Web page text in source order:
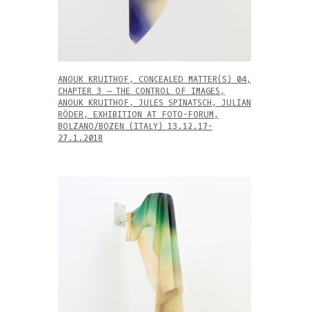
ANOUK KRUITHOF, CONCEALED MATTER(S) 04,
CHAPTER 3 – THE CONTROL OF IMAGES,
ANOUK KRUITHOF, JULES SPINATSCH, JULIAN
RÖDER, EXHIBITION AT FOTO-FORUM,
BOLZANO/BOZEN (ITALY) 13.12.17-
27.1.2018